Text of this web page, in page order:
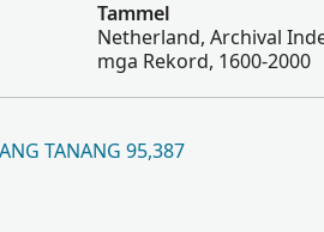
Tammel
Netherland, Archival
mga Rekord, 1600-2000
TANANG 95,387